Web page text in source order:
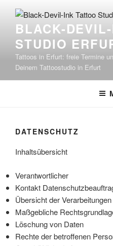
Inhalt
springenBLACK-
STUDIO
Tattoos in Erfurt: freie Termine
Deinem Tattoostudio in Erfurt
DATENSCHUTZ
Inhaltsübersicht
Verantwortlicher
Kontakt
Übersicht der Verarbeitungen
Maßgebliche
Löschung von Daten
Rechte der betroffenen